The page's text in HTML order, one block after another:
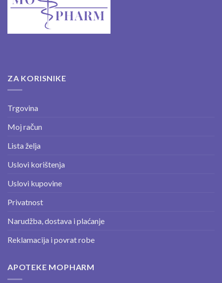
ZA KORISNIKE
Trgovina
Moj račun
Lista želja
Uslovi korištenja
Uslovi kupovine
Privatnost
Narudžba, dostava i plaćanje
Reklamacija i povrat robe
APOTEKE MOPHARM